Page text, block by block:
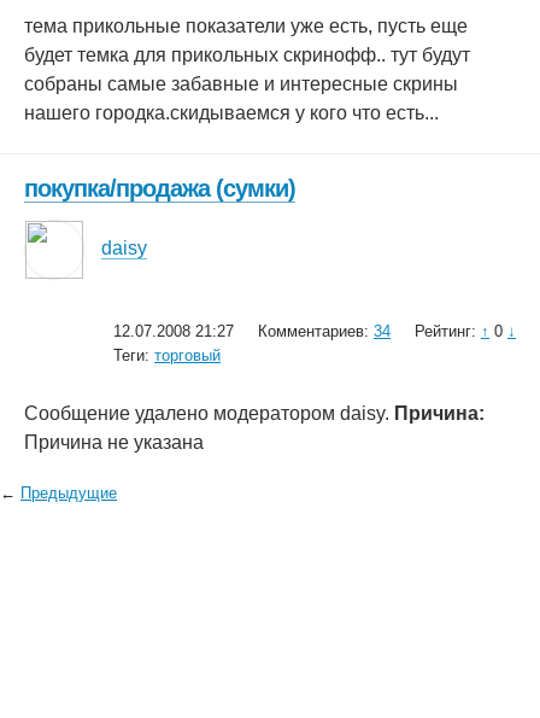
тема прикольные показатели уже есть, пусть еще
будет темка для прикольных скринофф.. тут будут
собраны самые забавные и интересные скрины
нашего городка.скидываемся у кого что есть...
покупка/продажа (сумки)
daisy
12.07.2008 21:27 Комментариев: 34 Рейтинг: ↑ 0 ↓
Теги: торговый
Сообщение удалено модератором daisy. Причина:
Причина не указана
← Предыдущие